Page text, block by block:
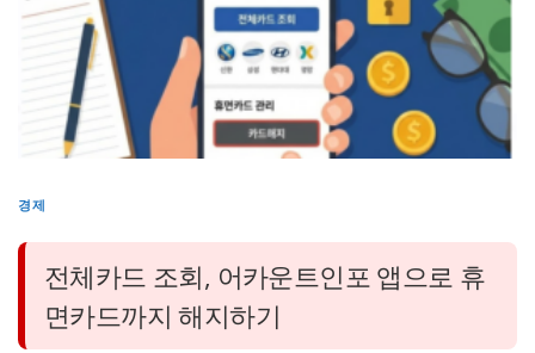
경제
전체카드 조회, 어카운트인포 앱으로 휴
면카드까지 해지하기